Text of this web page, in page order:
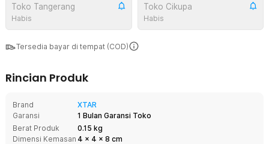
Toko Tangerang
Habis
Toko Cikupa
Habis
Tersedia bayar di tempat (COD)
Rincian Produk
Brand
XTAR
Garansi
1 Bulan Garansi Toko
Berat Produk
0.15 kg
Dimensi Kemasan 4 x 4 x 8 cm